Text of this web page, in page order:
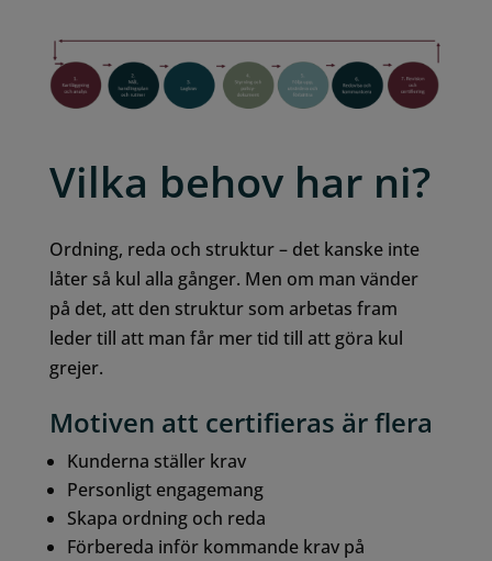
Vilka behov har ni?
Ordning, reda och struktur – det kanske inte
låter så kul alla gånger. Men om man vänder
på det, att den struktur som arbetas fram
leder till att man får mer tid till att göra kul
grejer.
Motiven att certifieras är flera
Kunderna ställer krav
Personligt engagemang
Skapa ordning och reda
Förbereda inför kommande krav på